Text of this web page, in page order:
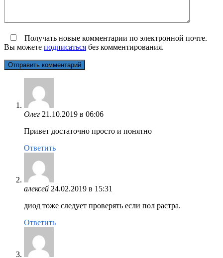
Получать новые комментарии по электронной почте.
Вы можете подписаться без комментирования.
Олег 21.10.2019 в 06:06
Привет достаточно просто и понятно
Ответить
алексей 24.02.2019 в 15:31
диод тоже следует проверять если пол растра.
Ответить